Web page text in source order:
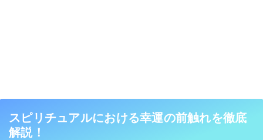
スピリチュアルにおける幸運の前触れを徹底
解説！